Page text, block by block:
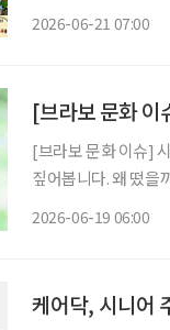
2026-06-21 07:00
[브라보 문화 이
[브라보 문화 이슈]
짚어봅니다. 왜 떴을까? 만화가 허영만 화백(79)은 지난 17일 낙상사고로 인한 건강 악화로
2026-06-19 06:00
케어닥, 시니어